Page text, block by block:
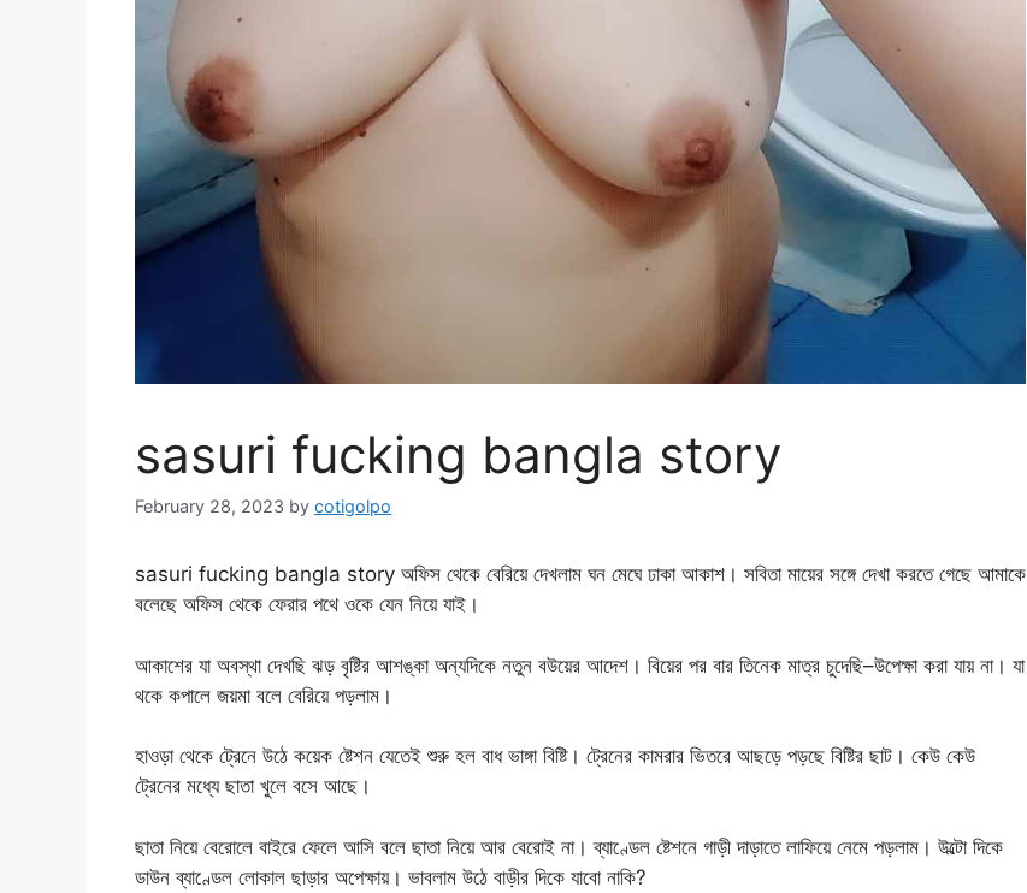
sasuri fucking bangla story
February 28, 2023 by cotigolpo
sasuri fucking bangla story অফিস থেকে বেরিয়ে দেখলাম ঘন মেঘে ঢাকা আকাশ। সবিতা মায়ের সঙ্গে দেখা করতে গেছে আমাকে
বলেছে অফিস থেকে ফেরার পথে ওকে যেন নিয়ে যাই।
আকাশের যা অবস্থা দেখছি ঝড় বৃষ্টির আশঙ্কা অন্যদিকে নতুন বউয়ের আদেশ। বিয়ের পর বার তিনেক মাত্র চুদেছি–উপেক্ষা করা যায় না। যা
থকে কপালে জয়মা বলে বেরিয়ে পড়লাম।
হাওড়া থেকে ট্রেনে উঠে কয়েক ষ্টেশন যেতেই শুরু হল বাধ ভাঙ্গা বিষ্টি। ট্রেনের কামরার ভিতরে আছড়ে পড়ছে বিষ্টির ছাট। কেউ কেউ
ট্রেনের মধ্যে ছাতা খুলে বসে আছে।
ছাতা নিয়ে বেরোলে বাইরে ফেলে আসি বলে ছাতা নিয়ে আর বেরোই না। ব্যাণ্ডেল ষ্টেশনে গাড়ী দাড়াতে লাফিয়ে নেমে পড়লাম। উল্টো দিকে
ডাউন ব্যাণ্ডেল লোকাল ছাড়ার অপেক্ষায়। ভাবলাম উঠে বাড়ীর দিকে যাবো নাকি?